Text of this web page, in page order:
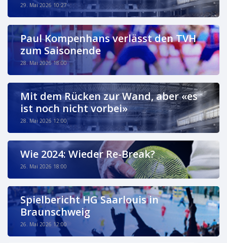
29. Mai 2026 10:27
Paul Kompenhans verlässt den TVH
zum Saisonende
28. Mai 2026 18:00
Mit dem Rücken zur Wand, aber «es
ist noch nicht vorbei»
28. Mai 2026 12:00
Wie 2024: Wieder Re-Break?
26. Mai 2026 18:00
Spielbericht HG Saarlouis in
Braunschweig
26. Mai 2026 12:00